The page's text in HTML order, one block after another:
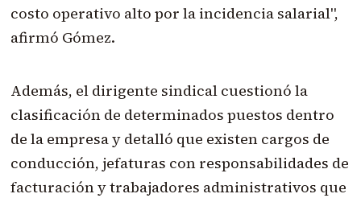
costo operativo alto por la incidencia salarial",
afirmó Gómez.
Además, el dirigente sindical cuestionó la
clasificación de determinados puestos dentro
de la empresa y detalló que existen cargos de
conducción, jefaturas con responsabilidades de
facturación y trabajadores administrativos que